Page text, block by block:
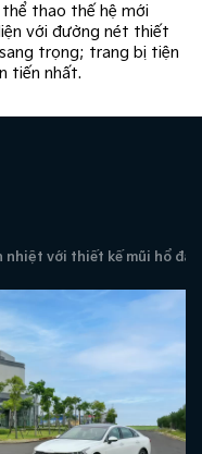
thể thao thế hệ mới
với đường nét thiết
trọng; trang bị tiện
tiến nhất.​
nhiệt với thiết kế mũi hổ